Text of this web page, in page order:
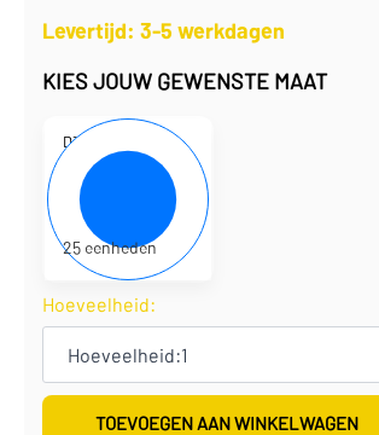
Levertijd: 3-5 werkdagen
KIES JOUW GEWENSTE MAAT
D310131
25 x 25 x 9 cm
3,47 per eenheid
86,75 per doos
25 eenheden
Hoeveelheid:
TOEVOEGEN AAN WINKELWAGEN